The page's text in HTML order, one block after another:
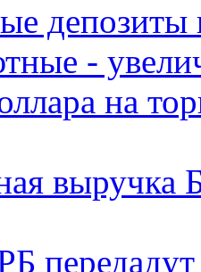
депозиты
-
на
выручка